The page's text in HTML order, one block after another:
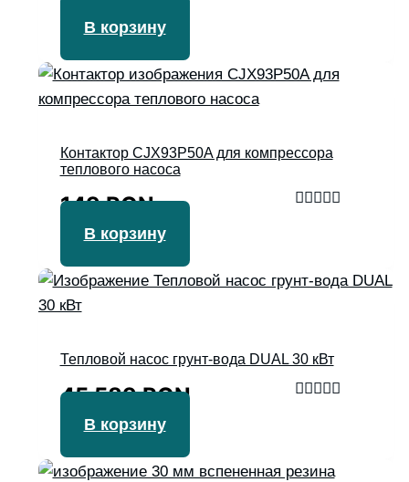
В корзину
Контактор CJX93P50A для компрессора
теплового насоса
149RON
В корзину
Тепловой насос грунт-вода DUAL 30 кВт
45 589RON
В корзину